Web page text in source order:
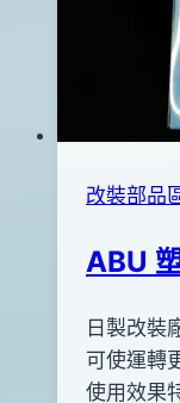
改裝部品
ABU
Bybc
pro-
shop
2011
年
12
日製改裝
可使運轉
使用效果